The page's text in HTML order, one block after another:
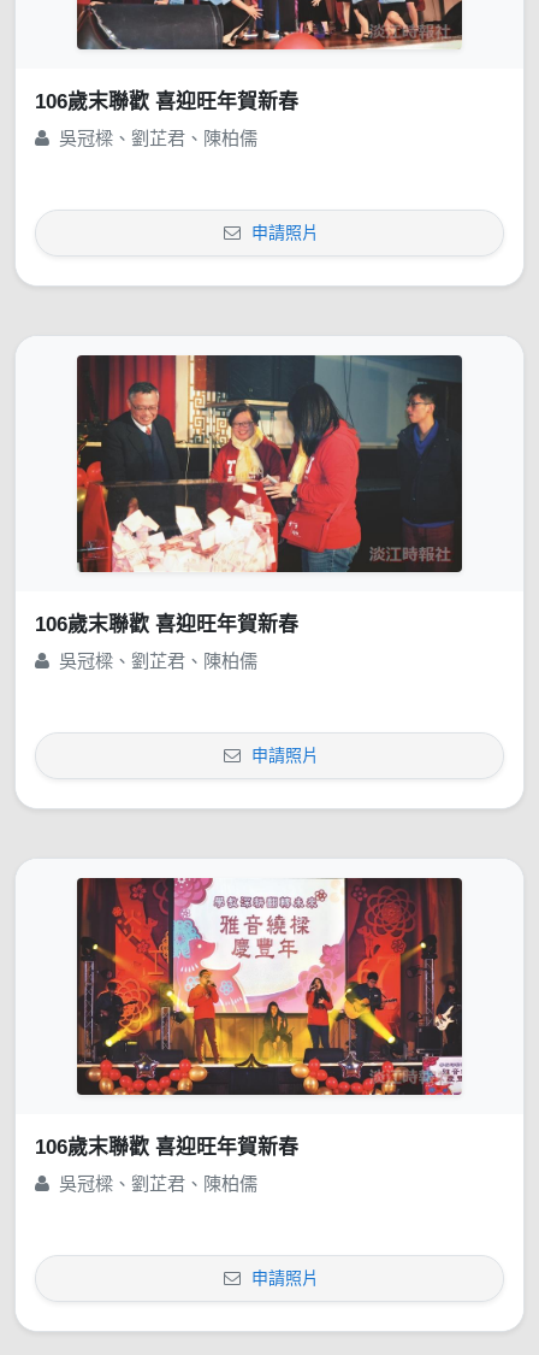
106歲末聯歡 喜迎旺年賀新春
吳冠樑、劉芷君、陳柏儒
申請照片
106歲末聯歡 喜迎旺年賀新春
吳冠樑、劉芷君、陳柏儒
申請照片
106歲末聯歡 喜迎旺年賀新春
吳冠樑、劉芷君、陳柏儒
申請照片